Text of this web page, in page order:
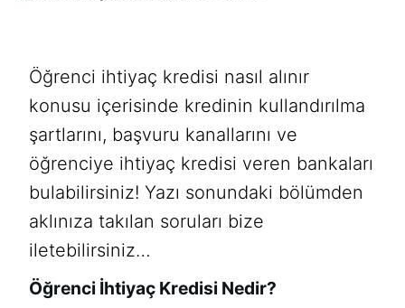
Öğrenci ihtiyaç kredisi nasıl alınır
konusu içerisinde kredinin kullandırılma
şartlarını, başvuru kanallarını ve
öğrenciye ihtiyaç kredisi veren bankaları
bulabilirsiniz! Yazı sonundaki bölümden
aklınıza takılan soruları bize
iletebilirsiniz…
Öğrenci İhtiyaç Kredisi Nedir?